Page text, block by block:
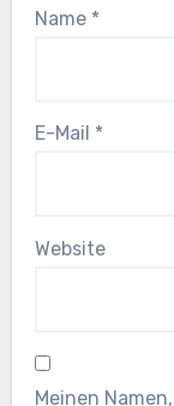
Name *
E-Mail *
Website
Meinen